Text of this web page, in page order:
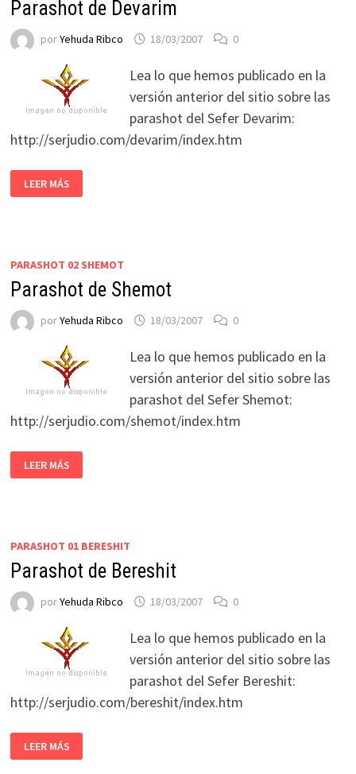
Parashot de Devarim
porYehuda Ribco 18/03/2007 0
Lea lo que hemos publicado en la
versión anterior del sitio sobre las
parashot del Sefer Devarim:
http://serjudio.com/devarim/index.htm
LEER MÁS
PARASHOT 02 SHEMOT
Parashot de Shemot
porYehuda Ribco 18/03/2007 0
Lea lo que hemos publicado en la
versión anterior del sitio sobre las
parashot del Sefer Shemot:
http://serjudio.com/shemot/index.htm
LEER MÁS
PARASHOT 01 BERESHIT
Parashot de Bereshit
porYehuda Ribco 18/03/2007 0
Lea lo que hemos publicado en la
versión anterior del sitio sobre las
parashot del Sefer Bereshit:
http://serjudio.com/bereshit/index.htm
LEER MÁS